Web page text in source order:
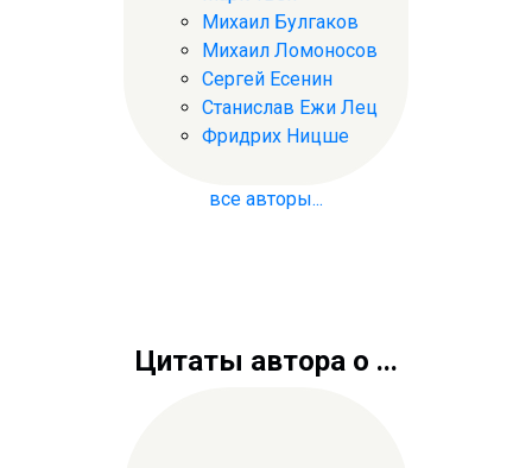
Михаил Булгаков
Михаил Ломоносов
Сергей Есенин
Станислав Ежи Лец
Фридрих Ницше
все авторы...
Цитаты автора о ...